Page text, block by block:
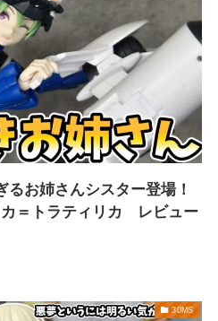
るお姉さんシスター登場！
＝トラティリカ レビュー
30MS